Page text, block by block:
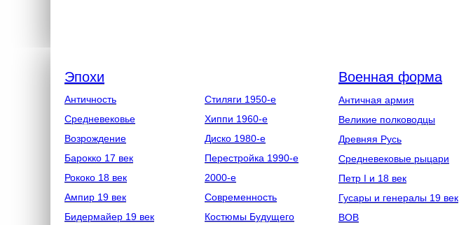
Античность
Средневековье
Возрождение
Барокко 17 век
Рококо 18 век
Ампир 19 век
Бидермайер 19 век
Стиляги 1950-е
Хиппи 1960-е
Диско 1980-е
Перестройка 1990-е
2000-е
Современность
Костюмы Будущего
Эпохи
Античная армия
Великие полководцы
Древняя Русь
Средневековые рыцари
Петр I и 18 век
Гусары и генералы 19 век
ВОВ
Военная форма